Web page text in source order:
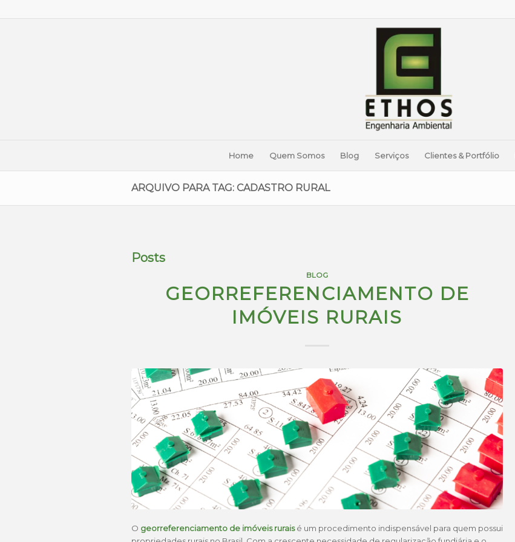
Home Quem Somos Blog Serviços Clientes & Portfólio
ARQUIVO PARA TAG: CADASTRO RURAL
Posts
BLOG
GEORREFERENCIAMENTO DE
IMÓVEIS RURAIS
O georreferenciamento de imóveis ruraisé um procedimento indispensável para quem possui